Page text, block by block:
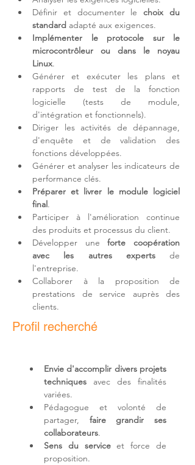
Définir et documenter le choix du
standard adapté aux exigences.
Implémenter le protocole sur le
microcontrôleur ou dans le noyau
Linux.
Générer et exécuter les plans et
rapports de test de la fonction
logicielle (tests de module,
d'intégration et fonctionnels).
Diriger les activités de dépannage,
d'enquête et de validation des
fonctions développées.
Générer et analyser les indicateurs de
performance clés.
Préparer et livrer le module logiciel
final.
Participer à l'amélioration continue
des produits et processus du client.
Développer une forte coopération
avec les autres experts de
l'entreprise.
Collaborer à la proposition de
prestations de service auprès des
clients.
Profil recherché
Envie d'accomplir divers projets
techniques avec des finalités
variées.
Pédagogue et volonté de
partager, faire grandir ses
collaborateurs.
Sens du service et force de
proposition.